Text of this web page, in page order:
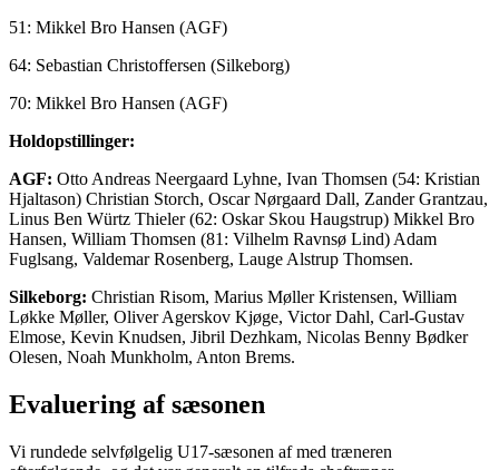
51: Mikkel Bro Hansen (AGF)
64: Sebastian Christoffersen (Silkeborg)
70: Mikkel Bro Hansen (AGF)
Holdopstillinger:
AGF: Otto Andreas Neergaard Lyhne, Ivan Thomsen (54: Kristian
Hjaltason) Christian Storch, Oscar Nørgaard Dall, Zander Grantzau,
Linus Ben Würtz Thieler (62: Oskar Skou Haugstrup) Mikkel Bro
Hansen, William Thomsen (81: Vilhelm Ravnsø Lind) Adam
Fuglsang, Valdemar Rosenberg, Lauge Alstrup Thomsen.
Silkeborg: Christian Risom, Marius Møller Kristensen, William
Løkke Møller, Oliver Agerskov Kjøge, Victor Dahl, Carl-Gustav
Elmose, Kevin Knudsen, Jibril Dezhkam, Nicolas Benny Bødker
Olesen, Noah Munkholm, Anton Brems.
Evaluering af sæsonen
Vi rundede selvfølgelig U17-sæsonen af med træneren